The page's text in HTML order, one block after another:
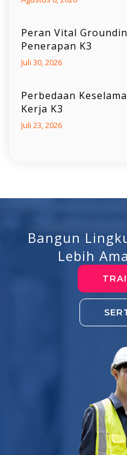
Peran Vital
Penerapan K3
Juli 30, 2026
Perbedaan
Kerja K3
Juli 23, 2026
Bangun
Lebih